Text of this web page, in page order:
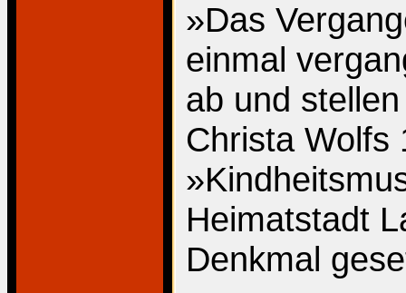
»Das
einmal
ab und
Christa Wolfs
Heimatstadt
Denkmal